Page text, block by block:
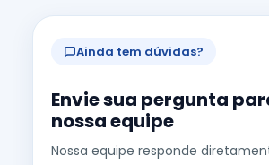
Ainda tem dúvidas?
Envie sua pergunta
nossa equipe
Nossa equipe responde